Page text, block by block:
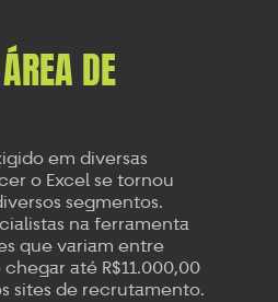
DE
em diversas
o Excel se tornou
segmentos.
na ferramenta
que variam entre
chegar até R$11.000,00
sites de recrutamento.